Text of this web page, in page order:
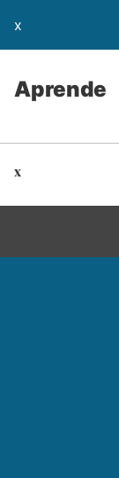
x
Aprende
x